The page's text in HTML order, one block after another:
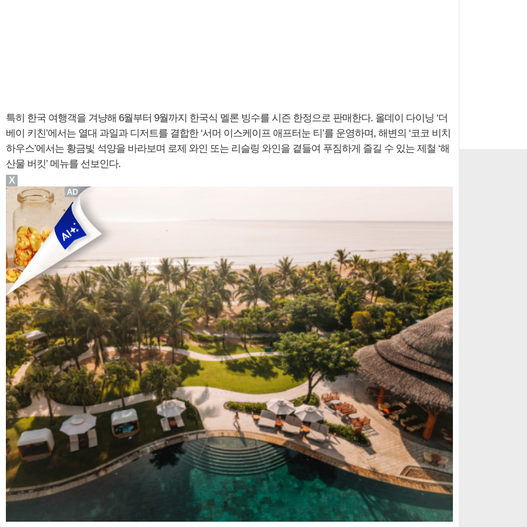
특히 한국 여행객을 겨냥해 6월부터 9월까지 한국식 멜론 빙수를 시즌 한정으로 판매한다. 올데이 다이닝 ‘더
베이 키친’에서는 열대 과일과 디저트를 결합한 ‘서머 이스케이프 애프터눈 티’를 운영하며, 해변의 ‘코코 비치
하우스’에서는 황금빛 석양을 바라보며 로제 와인 또는 리슬링 와인을 곁들여 푸짐하게 즐길 수 있는 제철 ‘해
산물 버킷’ 메뉴를 선보인다.
X